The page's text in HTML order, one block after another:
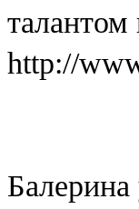
http://
Балерина